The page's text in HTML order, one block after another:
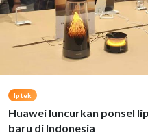
Iptek
Huawei luncurkan ponsel
baru di Indonesia